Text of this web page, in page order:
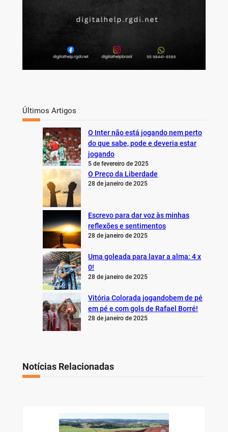
Últimos Artigos
O Inter não está jogando nem perto
do que sabe, pode e deveria estar
jogando
5 de fevereiro de 2025
O Preço da Liberdade
28 de janeiro de 2025
Escrevo para dar voz às minhas
reflexões e sentimentos
28 de janeiro de 2025
Uma goleada para lavar a alma: 4 x
0!
28 de janeiro de 2025
Vitória Colorada jogandobem de pé
em pé e com gols de Rafael Borré!
28 de janeiro de 2025
Notícias Relacionadas